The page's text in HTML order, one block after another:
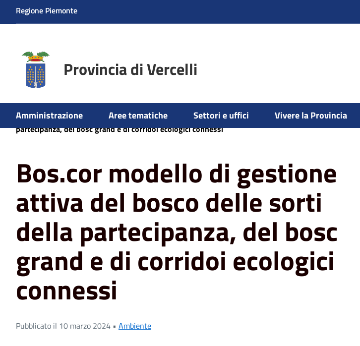
Regione Piemonte
Provincia di Vercelli
Amministrazione Aree tematiche Settori e uffici Vivere la Provincia
Home News Ambiente
Bos.cor modello di gestione attiva del bosco delle sorti della
partecipanza, del bosc grand e di corridoi ecologici connessi
Bos.cor modello di gestione
attiva del bosco delle sorti
della partecipanza, del bosc
grand e di corridoi ecologici
connessi
Pubblicato il 10 marzo 2024 • Ambiente